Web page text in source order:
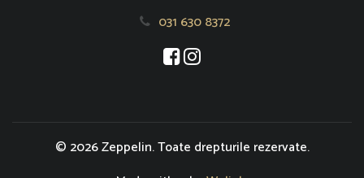
031 630 8372
Se deschide într-o fereastră nouă
Se deschide într-o fereastră
© 2026 Zeppelin. Toate drepturile rezervate.